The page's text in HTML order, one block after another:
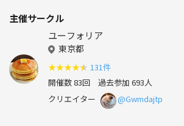
主催サークル
ユーフォリア
東京都
★★★★★ 131件
開催数 83回 過去参加 693人
クリエイター
@Gwmdajtp